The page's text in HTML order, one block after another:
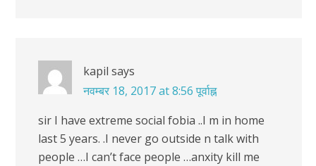
kapil says
नवम्बर 18, 2017 at 8:56 पूर्वाह्न
sir I have extreme social fobia ..I m in home
last 5 years. .I never go outside n talk with
people …I can’t face people …anxity kill me